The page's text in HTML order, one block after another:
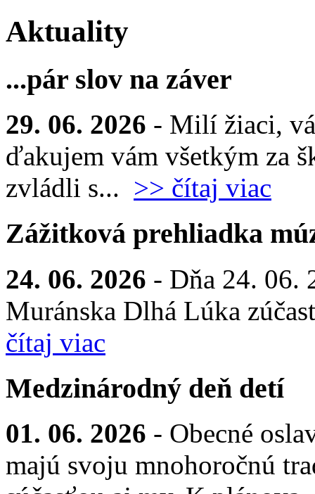
Aktuality
...pár slov na záver
29. 06. 2026 - Milí žiaci,
ďakujem vám všetkým za
zvládli s... >> čítaj viac
Zážitková prehliadka
24. 06. 2026 - Dňa 24. 06.
Muránska Dlhá Lúka
čítaj viac
Medzinárodný deň detí
01. 06. 2026 - Obecné
majú svoju mnohoročnú